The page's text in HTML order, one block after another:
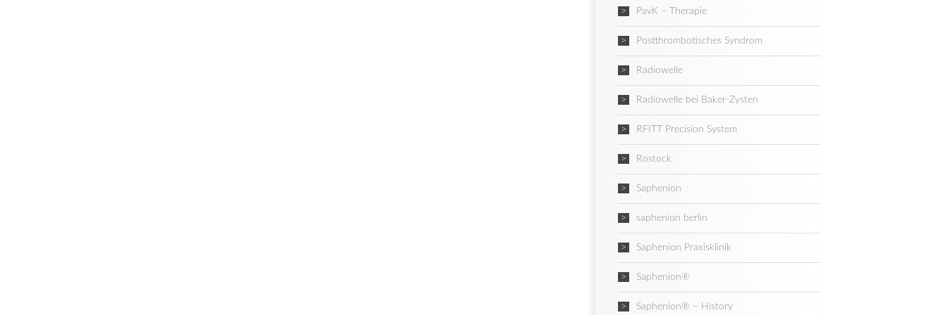
PavK – Therapie
Postthrombotisches Syndrom
Radiowelle
Radiowelle bei Baker-Zysten
RFITT Precision System
Rostock
Saphenion
saphenion berlin
Saphenion Praxisklinik
Saphenion®
Saphenion® – History